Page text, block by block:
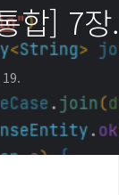
합] 7